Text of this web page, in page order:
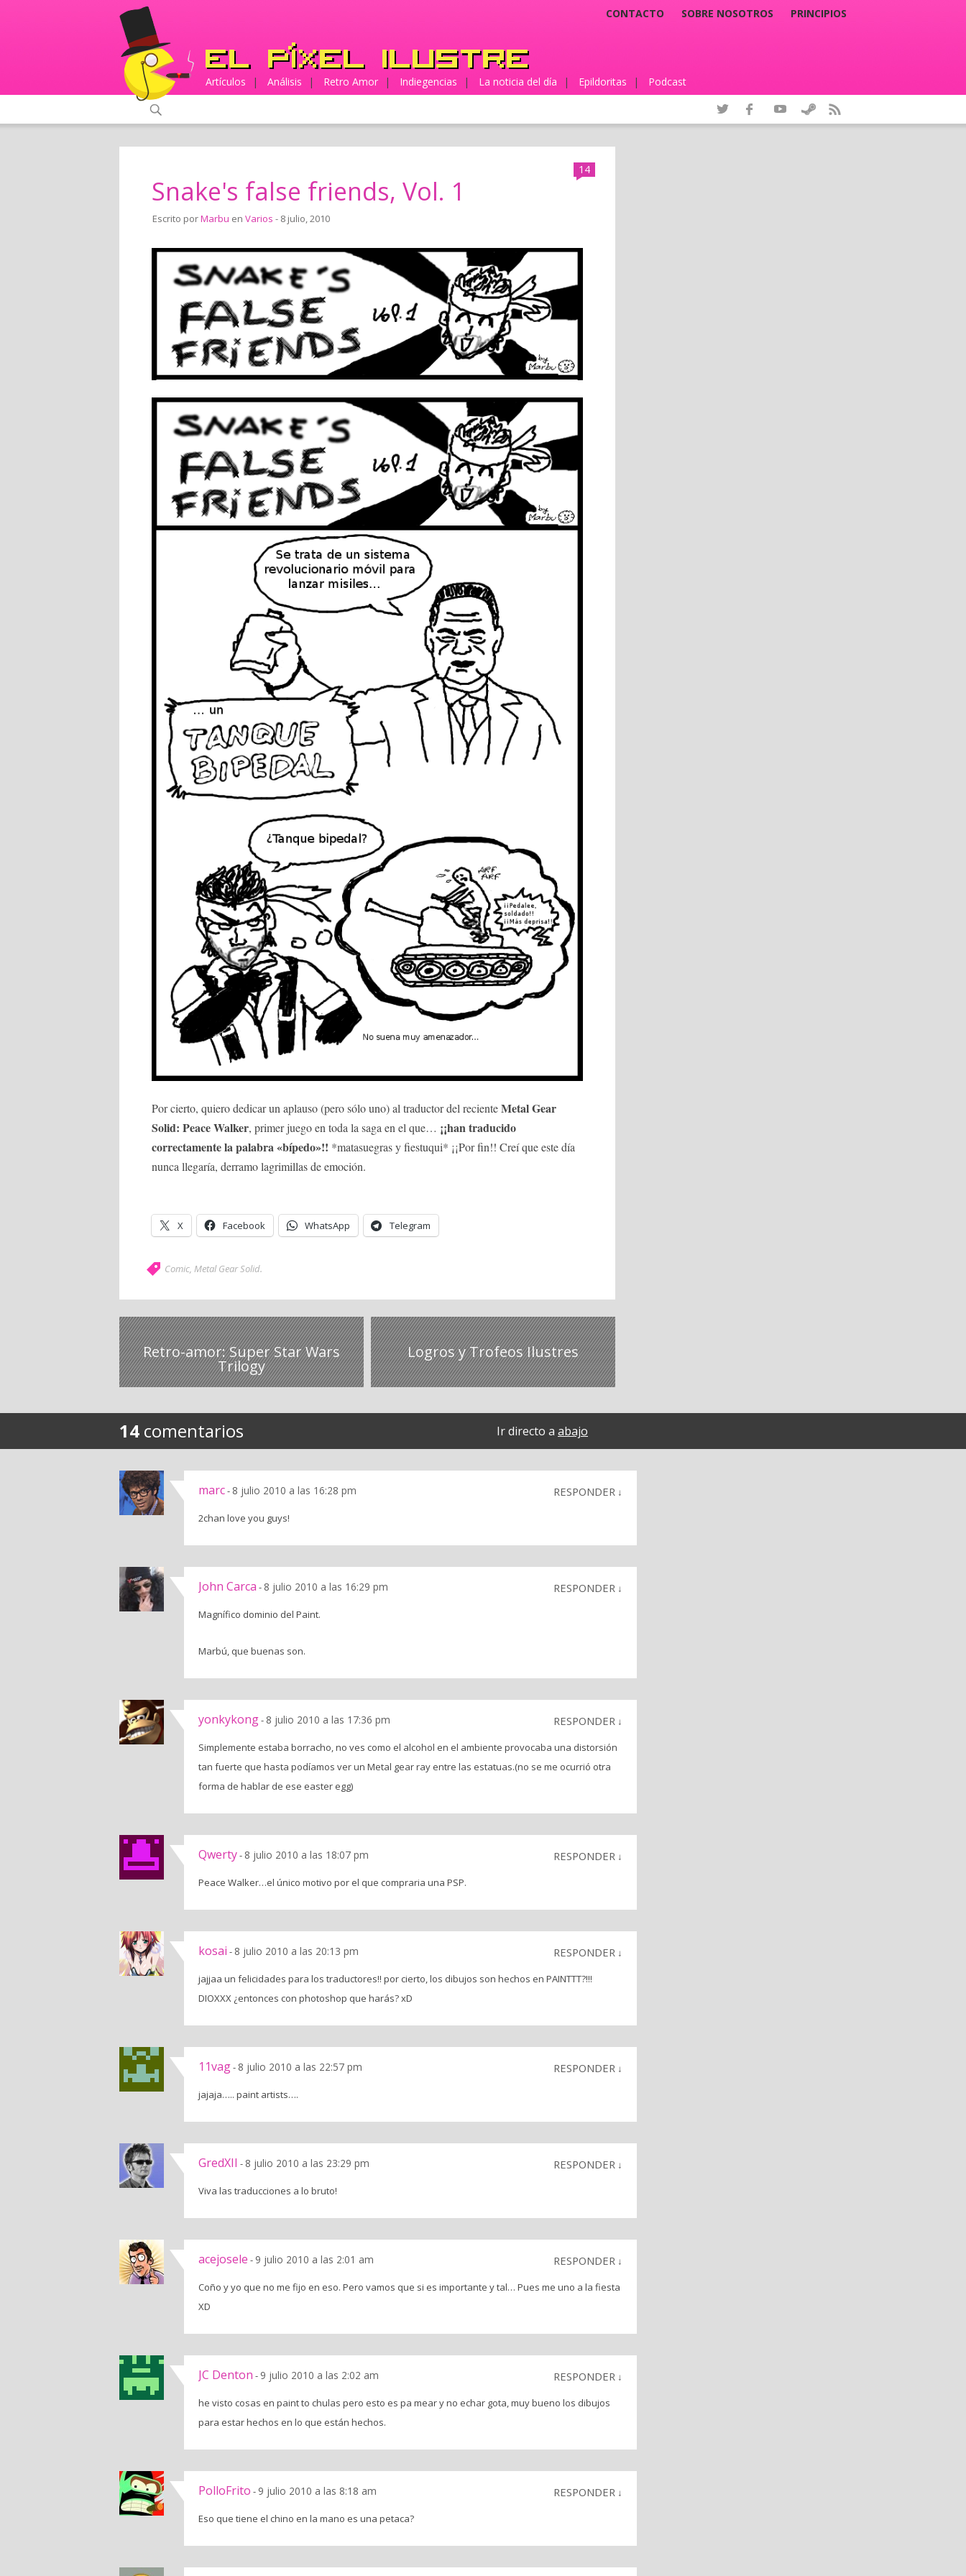
CONTACTO SOBRE NOSOTROS PRINCIPIOS
Artículos | Análisis | Retro Amor | Indiegencias | La noticia del día | Epildoritas | Podcast
14
Snake's false friends, Vol. 1
Escrito porMarbu en Varios - 8 julio, 2010
Por cierto, quiero dedicar un aplauso (pero sólo uno) al traductor del recienteMetal Gear
Solid: Peace Walker, primer juego en toda la saga en el que… ¡¡han traducido
correctamente la palabra «bípedo»!! *matasuegras y fiestuqui* ¡¡Por fin!! Creí que este día
nunca llegaría, derramo lagrimillas de emoción.
X Facebook WhatsApp Telegram
Comic, Metal Gear Solid.
Retro-amor: Super Star Wars
Trilogy
Logros y Trofeos Ilustres
14 comentarios Ir directo a abajo
marc- 8 julio 2010 a las 16:28 pm RESPONDER ↓
2chan love you guys!
John Carca - 8 julio 2010 a las 16:29 pm RESPONDER ↓
Magnífico dominio del Paint.
Marbú, que buenas son.
yonkykong- 8 julio 2010 a las 17:36 pm RESPONDER ↓
Simplemente estaba borracho, no ves como el alcohol en el ambiente provocaba una distorsión
tan fuerte que hasta podíamos ver un Metal gear ray entre las estatuas.(no se me ocurrió otra
forma de hablar de ese easter egg)
Qwerty- 8 julio 2010 a las 18:07 pm RESPONDER ↓
Peace Walker…el único motivo por el que compraria una PSP.
kosai - 8 julio 2010 a las 20:13 pm RESPONDER ↓
jajjaa un felicidades para los traductores!! por cierto, los dibujos son hechos en PAINTTT?!!!
DIOXXX ¿entonces con photoshop que harás? xD
11vag- 8 julio 2010 a las 22:57 pm RESPONDER ↓
jajaja….. paint artists….
GredXII - 8 julio 2010 a las 23:29 pm RESPONDER ↓
Viva las traducciones a lo bruto!
acejosele - 9 julio 2010 a las 2:01 am RESPONDER ↓
Coño y yo que no me fijo en eso. Pero vamos que si es importante y tal… Pues me uno a la fiesta
XD
JC Denton - 9 julio 2010 a las 2:02 am RESPONDER ↓
he visto cosas en paint to chulas pero esto es pa mear y no echar gota, muy bueno los dibujos
para estar hechos en lo que están hechos.
PolloFrito - 9 julio 2010 a las 8:18 am RESPONDER ↓
Eso que tiene el chino en la mano es una petaca?